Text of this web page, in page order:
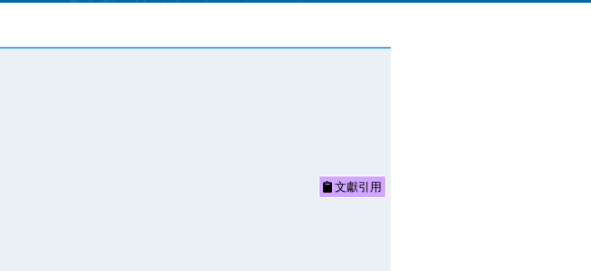
文獻引用